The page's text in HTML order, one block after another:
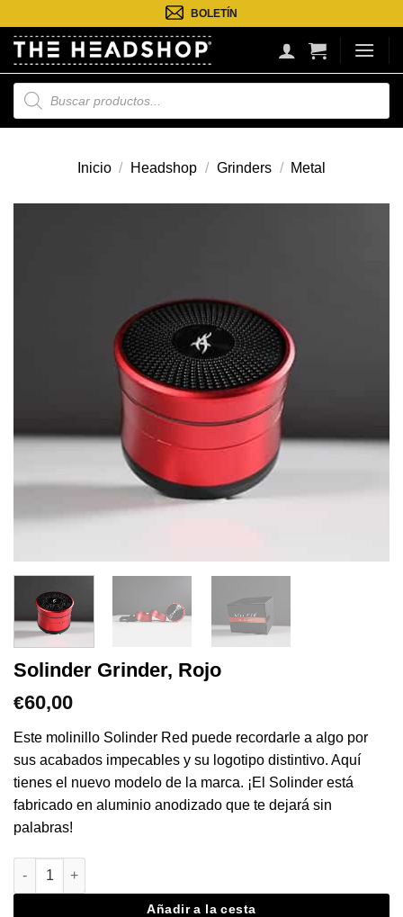
contenido
BOLETÍN
Búsqueda
de
productos
Inicio / Headshop / Grinders / Metal
Solinder Grinder, Rojo
€60,00
Este molinillo Solinder Red puede recordarle a algo por
sus acabados impecables y su logotipo distintivo. Aquí
tienes el nuevo modelo de la marca. ¡El Solinder está
fabricado en aluminio anodizado que te dejará sin
palabras!
Solinder Grinder, Red cantidad
Añadir a la cesta